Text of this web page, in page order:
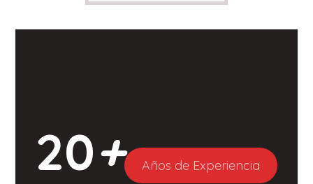
20+ Años de Experiencia